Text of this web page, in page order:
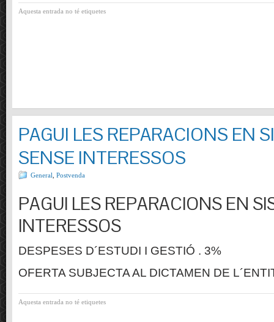
Aquesta entrada no té etiquetes
PAGUI LES REPARACIONS EN
SENSE INTERESSOS
General Postvenda
PAGUI LES REPARACIONS EN
INTERESSOS
DESPESES D´ESTUDI I GESTIÓ . 3%
OFERTA SUBJECTA AL DICTAMEN DE
Aquesta entrada no té etiquetes